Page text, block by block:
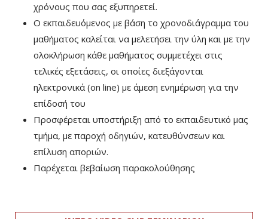
χρόνους που σας εξυπηρετεί.
Ο εκπαιδευόμενος με βάση το χρονοδιάγραμμα του
μαθήματος καλείται να μελετήσει την ύλη και με την
ολοκλήρωση κάθε μαθήματος συμμετέχει στις
τελικές εξετάσεις, οι οποίες διεξάγονται
ηλεκτρονικά (on line) με άμεση ενημέρωση για την
επίδοσή του
Προσφέρεται υποστήριξη από το εκπαιδευτικό μας
τμήμα, με παροχή οδηγιών, κατευθύνσεων και
επίλυση αποριών.
Παρέχεται βεβαίωση παρακολούθησης